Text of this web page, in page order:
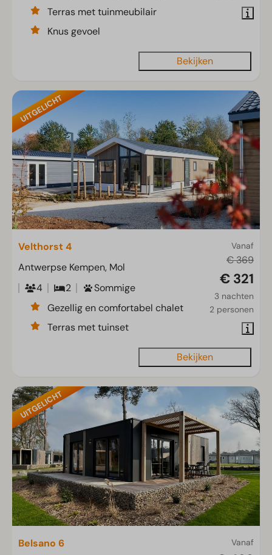
Terras met tuinmeubilair
Knus gevoel
Bekijken
UITGELICHT
Vanaf
€ 369
€ 321
3 nachten
2 personen
Velthorst 4
Antwerpse Kempen, Mol
4
2
Sommige
Gezellig en comfortabel chalet
Terras met tuinset
Bekijken
UITGELICHT
Vanaf
Belsano 6